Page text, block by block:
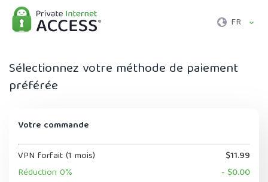
FR
Sélectionnez votre méthode de paiement
préférée
Votre commande
VPN forfait (1 mois)
$11.99
Réduction 0%
- $0.00